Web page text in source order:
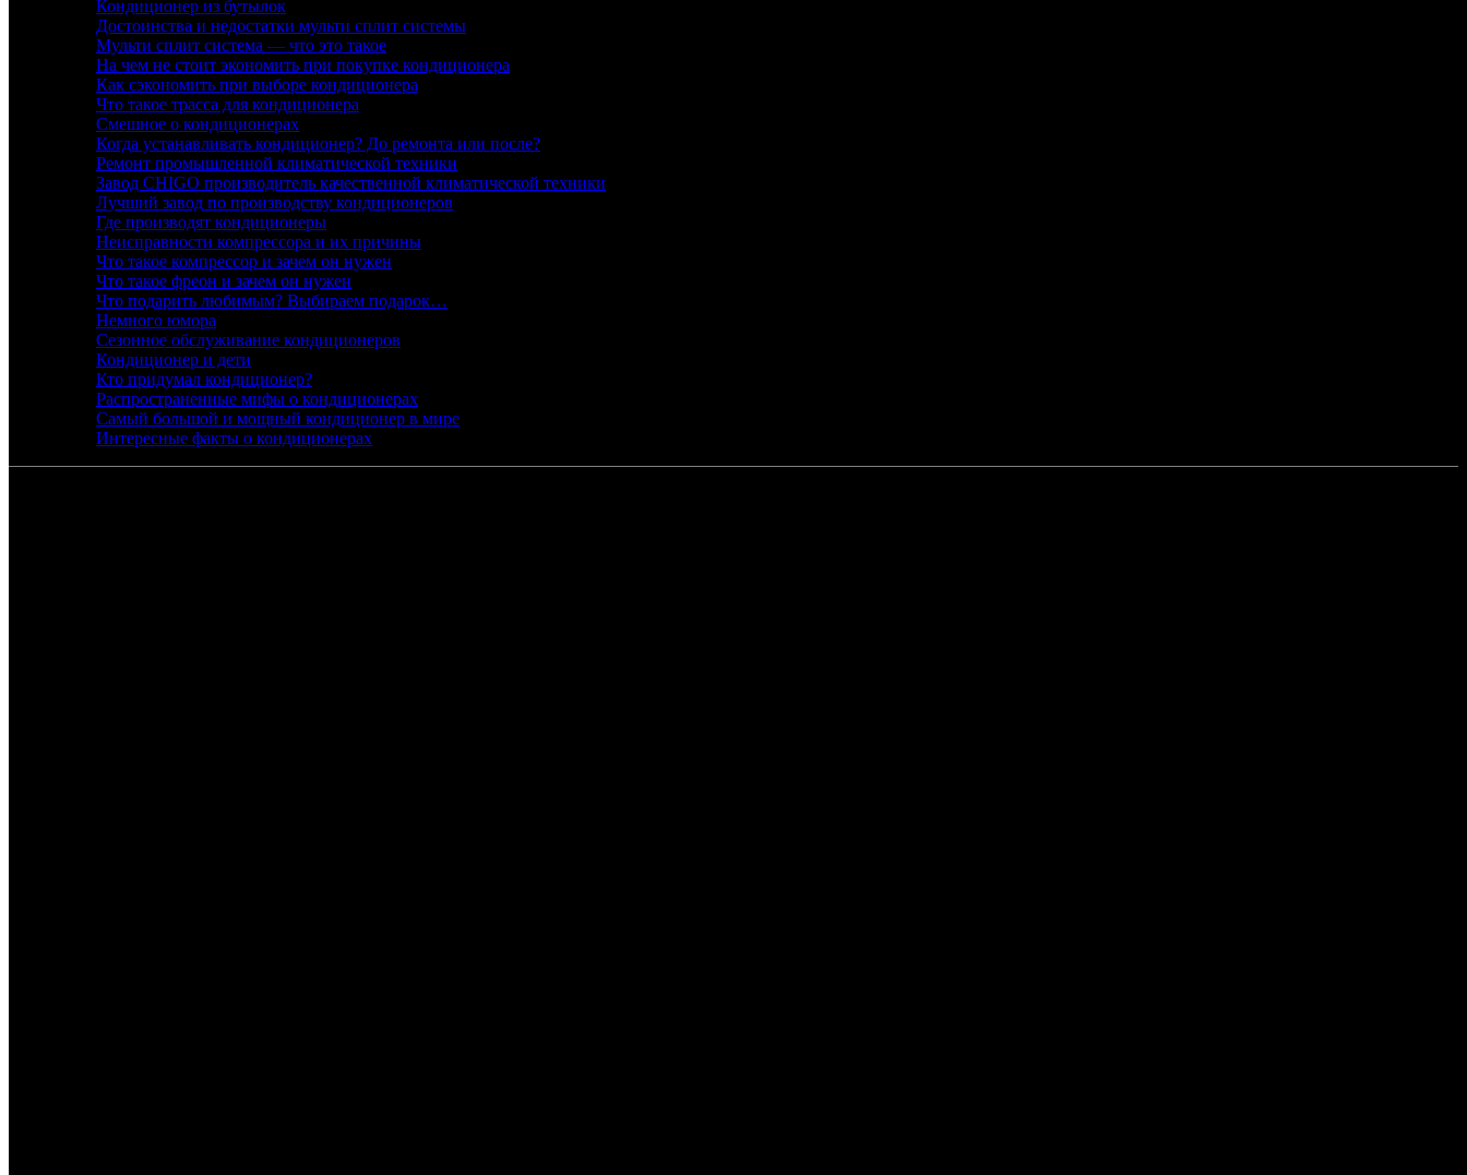
Кондиционер из бутылок
Достоинства и недостатки мульти сплит системы
Мульти сплит система — что это такое
На чем не стоит экономить при покупке кондиционера
Как сэкономить при выборе кондиционера
Что такое трасса для кондиционера
Смешное о кондиционерах
Когда устанавливать кондиционер? До ремонта или после?
Ремонт промышленной климатической техники
Завод CHIGO производитель качественной климатической техники
Лучший завод по производству кондиционеров
Где производят кондиционеры
Неисправности компрессора и их причины
Что такое компрессор и зачем он нужен
Что такое фреон и зачем он нужен
Что подарить любимым? Выбираем подарок…
Немного юмора
Сезонное обслуживание кондиционеров
Кондиционер и дети
Кто придумал кондиционер?
Распространенные мифы о кондиционерах
Самый большой и мощный кондиционер в мире
Интересные факты о кондиционерах